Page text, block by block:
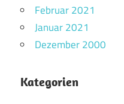
Februar 2021
Januar 2021
Dezember 2000
Kategorien